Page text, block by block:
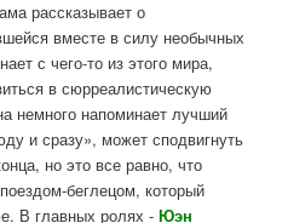
рассказывает о
вместе в силу необычных
с чего-то из этого мира,
в сюрреалистическую
немного напоминает лучший
и сразу», может сподвигнуть
но это все равно, что
беглецом, который
В главных ролях -Юэн